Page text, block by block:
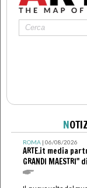
N
ROMA| 06/08/2026
ARTE.it media
GRANDI MAESTRI"